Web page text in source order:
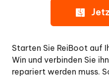
ohne
Datenverlust
Starten Sie ReiBoot auf
Win und verbinden Sie
repariert werden muss.